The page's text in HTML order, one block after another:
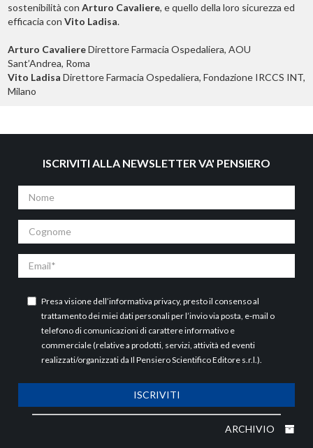
sostenibilità con Arturo Cavaliere, e quello della loro sicurezza ed
efficacia con Vito Ladisa.
Arturo CavaliereDirettore Farmacia Ospedaliera, AOU
Sant’Andrea, Roma
Vito Ladisa Direttore Farmacia Ospedaliera, Fondazione IRCCS INT,
Milano
ISCRIVITI ALLA NEWSLETTER VA' PENSIERO
Nome
Cognome
Email
Presa visione dell’informativa privacy, presto il consenso al
trattamento dei miei dati personali per l’invio via posta, e-mail o
telefono di comunicazioni di carattere informativo e
commerciale (relative a prodotti, servizi, attività ed eventi
realizzati/organizzati da Il Pensiero Scientifico Editore s.r.l.).
ISCRIVITI
ARCHIVIO